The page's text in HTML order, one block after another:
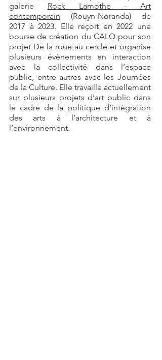
galerie Rock Lamothe - Art
contemporain (Rouyn-Noranda) de
2017 à 2023. Elle reçoit en 2022 une
bourse de création du CALQ pour son
projet De la roue au cercle et organise
plusieurs évènements en interaction
avec la collectivité dans l’espace
public, entre autres avec les Journées
de la Culture. Elle travaille actuellement
sur plusieurs projets d’art public dans
le cadre de la politique d’intégration
des arts à l’architecture et à
l’environnement.